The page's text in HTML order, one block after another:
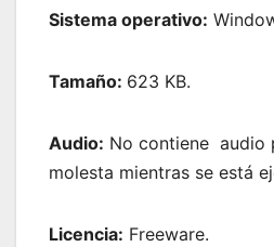
Sistema operativo:
Tamaño: 623 KB.
Audio: No contiene audio
molesta mientras se está
Licencia: Freeware.